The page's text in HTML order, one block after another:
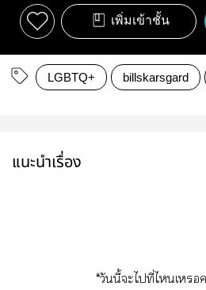
เพิ่มเข้าชั้น
LGBTQ+ billskarsgard
แนะนำเรื่อง
“วันนี้ะไที่ไเ